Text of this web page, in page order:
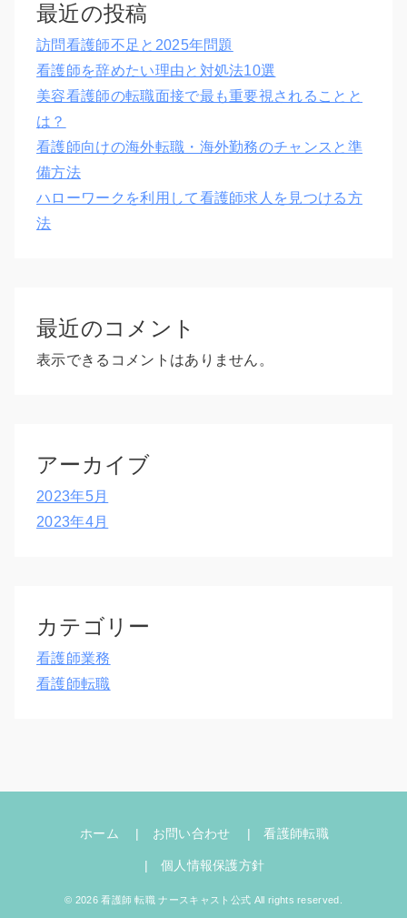
最近の投稿
訪問看護師不足と2025年問題
看護師を辞めたい理由と対処法10選
美容看護師の転職面接で最も重要視されることと
は？
看護師向けの海外転職・海外勤務のチャンスと準
備方法
ハローワークを利用して看護師求人を見つける方
法
最近のコメント
表示できるコメントはありません。
アーカイブ
2023年5月
2023年4月
カテゴリー
看護師業務
看護師転職
ホーム お問い合わせ 看護師転職
個人情報保護方針
© 2026 看護師 転職 ナースキャスト公式 All rights reserved.